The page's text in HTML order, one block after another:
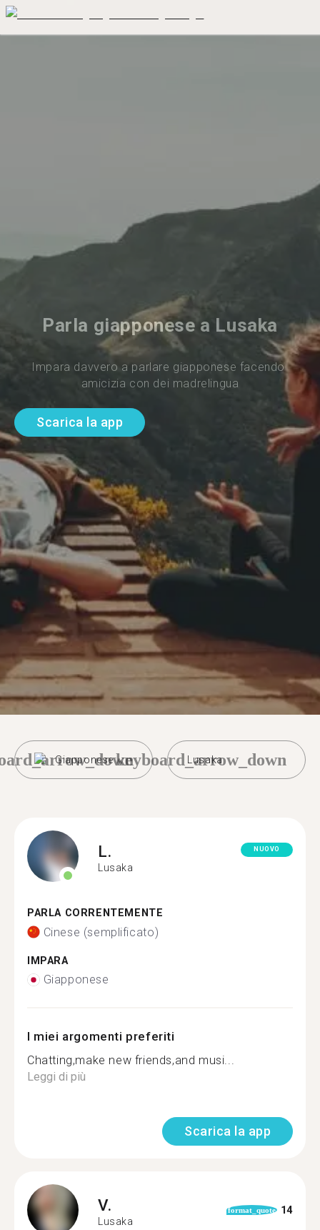
Parla giapponese a Lusaka
Impara davvero a parlare giapponese facendo
amicizia con dei madrelingua
Scarica la app
Giapponese Lusaka
keyboard_arrow_down
L.
Lusaka
NUOVO
PARLA CORRENTEMENTE
Cinese (semplificato)
IMPARA
Giapponese
I miei argomenti preferiti
Chatting,make new friends,and musi...
Leggi di più
Scarica la app
V.
Lusaka
format_quote 14